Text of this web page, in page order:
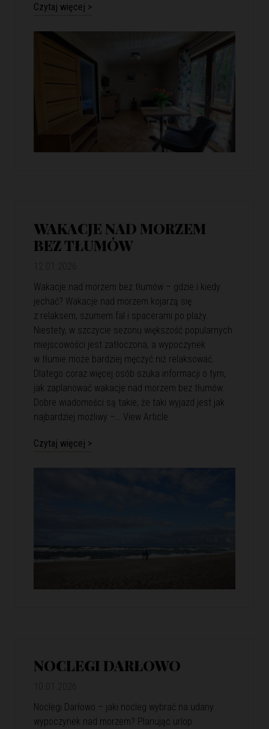
Czytaj więcej >
WAKACJE NAD MORZEM
BEZ TŁUMÓW
Wakacje nad morzem bez tłumów – gdzie i kiedy
jechać? Wakacje nad morzem kojarzą się
z relaksem, szumem fal i spacerami po plaży.
Niestety, w szczycie sezonu większość popularnych
miejscowości jest zatłoczona, a wypoczynek
w tłumie może bardziej męczyć niż relaksować.
Dlatego coraz więcej osób szuka informacji o tym,
jak zaplanować wakacje nad morzem bez tłumów.
Dobre wiadomości są takie, że taki wyjazd jest jak
najbardziej możliwy –… View Article
Czytaj więcej >
NOCLEGI DARŁOWO
Noclegi Darłowo – jaki nocleg wybrać na udany
wypoczynek nad morzem? Planując urlop